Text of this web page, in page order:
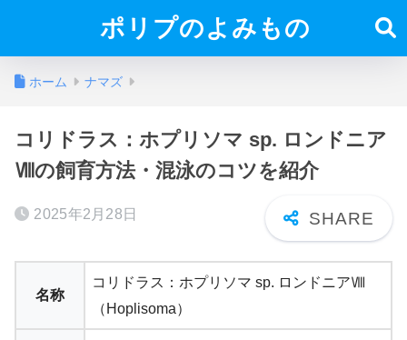
ポリプのよみもの
ホーム ナマズ
コリドラス：ホプリソマ sp. ロンドニア
Ⅷの飼育方法・混泳のコツを紹介
2025年2月28日
名称
コリドラス：ホプリソマ sp. ロンドニアⅧ
（Hoplisoma）